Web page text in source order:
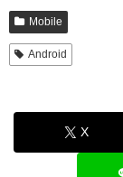
Mobile
Android
X